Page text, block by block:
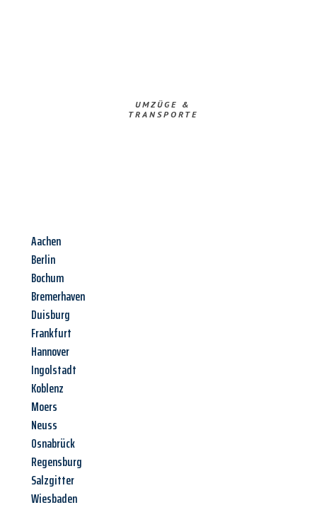
UMZÜGE &
TRANSPORTE
Aachen
Berlin
Bochum
Bremerhaven
Duisburg
Frankfurt
Hannover
Ingolstadt
Koblenz
Moers
Neuss
Osnabrück
Regensburg
Salzgitter
Wiesbaden